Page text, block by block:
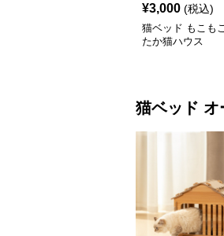
¥3,000 (税込)
猫ベッド もこも
たか猫ハウス
猫ベッド オ